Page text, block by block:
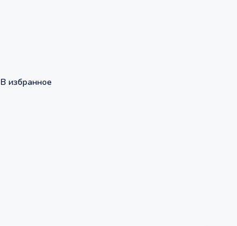
В избранное